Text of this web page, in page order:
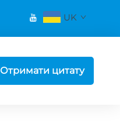
UK
Отримати цитату